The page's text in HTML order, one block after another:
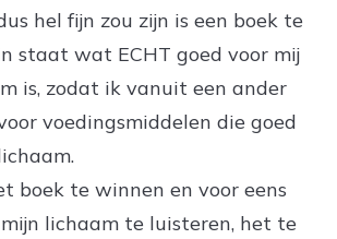
hel fijn zou zijn is een boek te
staat wat ECHT goed voor mij
is, zodat ik vanuit een ander
voedingsmiddelen die goed
boek te winnen en voor eens
lichaam te luisteren, het te